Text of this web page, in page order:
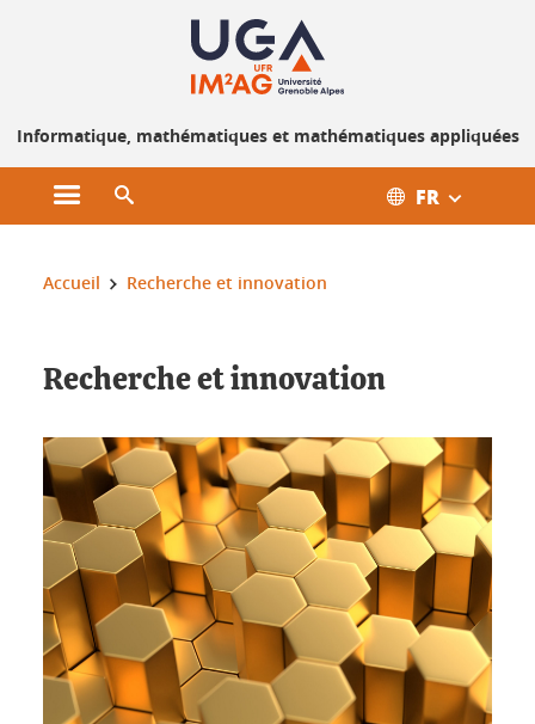
Informatique, mathématiques et mathématiques appliquées
Ouvrir le menu principal FR
Vous êtes ici :
Accueil Recherche et innovation
Recherche et innovation